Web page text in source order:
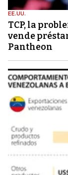
EE.UU.
TCP, la
vende
Pantheon